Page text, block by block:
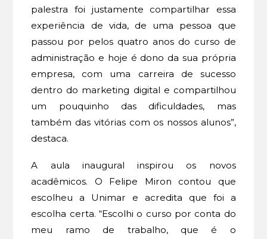
palestra foi justamente compartilhar essa
experiência de vida, de uma pessoa que
passou por pelos quatro anos do curso de
administração e hoje é dono da sua própria
empresa, com uma carreira de sucesso
dentro do marketing digital e compartilhou
um pouquinho das dificuldades, mas
também das vitórias com os nossos alunos”,
destaca.
A aula inaugural inspirou os novos
acadêmicos. O Felipe Miron contou que
escolheu a Unimar e acredita que foi a
escolha certa. “Escolhi o curso por conta do
meu ramo de trabalho, que é o